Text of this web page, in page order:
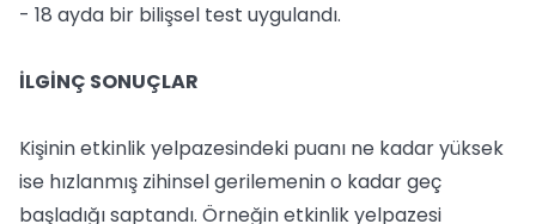
- 18 ayda bir bilişsel test uygulandı.
İLGİNÇ SONUÇLAR
Kişinin etkinlik yelpazesindeki puanı ne kadar yüksek
ise hızlanmış zihinsel gerilemenin o kadar geç
başladığı saptandı. Örneğin etkinlik yelpazesi